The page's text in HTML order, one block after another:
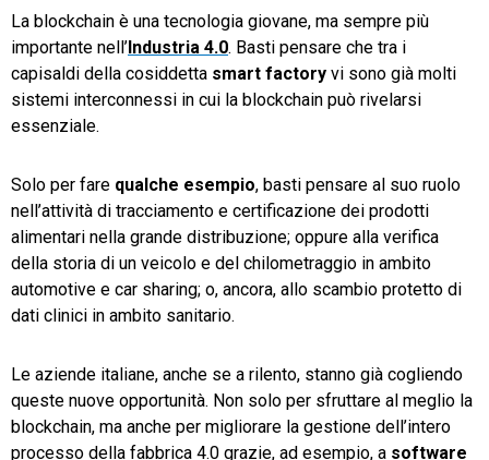
La blockchain è una tecnologia giovane, ma sempre più
importante nell’ Industria 4.0. Basti pensare che tra i
capisaldi della cosiddetta smart factory vi sono già molti
sistemi interconnessi in cui la blockchain può rivelarsi
essenziale.
Solo per fare qualche esempio, basti pensare al suo ruolo
nell’attività di tracciamento e certificazione dei prodotti
alimentari nella grande distribuzione; oppure alla verifica
della storia di un veicolo e del chilometraggio in ambito
automotive e car sharing; o, ancora, allo scambio protetto di
dati clinici in ambito sanitario.
Le aziende italiane, anche se a rilento, stanno già cogliendo
queste nuove opportunità. Non solo per sfruttare al meglio la
blockchain, ma anche per migliorare la gestione dell’intero
processo della fabbrica 4.0 grazie, ad esempio, a software